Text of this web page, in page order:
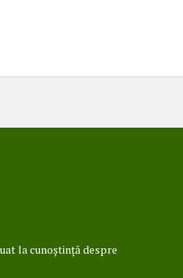
la cunoștință despre